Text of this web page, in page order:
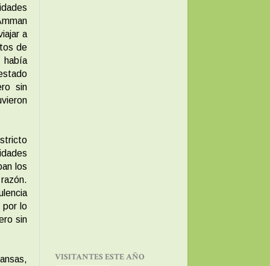
a
de
había
sin
los
por lo
sin
VISITANTES ESTE AÑO